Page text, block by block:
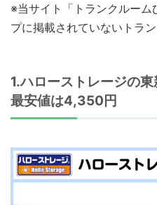
※当サイト「トランクルーム
プに掲載されていないトラ
1.ハローストレージの
最安値は4,350円